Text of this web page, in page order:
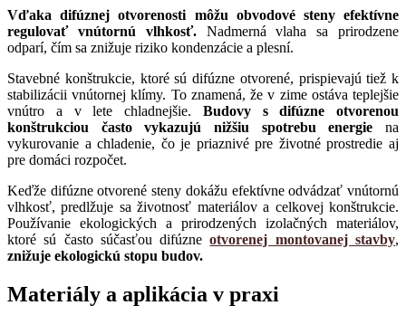
Vďaka difúznej otvorenosti môžu obvodové steny efektívne
regulovať vnútornú vlhkosť. Nadmerná vlaha sa prirodzene
odparí, čím sa znižuje riziko kondenzácie a plesní.
Stavebné konštrukcie, ktoré sú difúzne otvorené, prispievajú tiež k
stabilizácii vnútornej klímy. To znamená, že v zime ostáva teplejšie
vnútro a v lete chladnejšie. Budovy s difúzne otvorenou
konštrukciou často vykazujú nižšiu spotrebu energie na
vykurovanie a chladenie, čo je priaznivé pre životné prostredie aj
pre domáci rozpočet.
Keďže difúzne otvorené steny dokážu efektívne odvádzať vnútornú
vlhkosť, predlžuje sa životnosť materiálov a celkovej konštrukcie.
Používanie ekologických a prirodzených izolačných materiálov,
ktoré sú často súčasťou difúzneotvorenej montovanej stavby,
znižuje ekologickú stopu budov.
Materiály a aplikácia v praxi